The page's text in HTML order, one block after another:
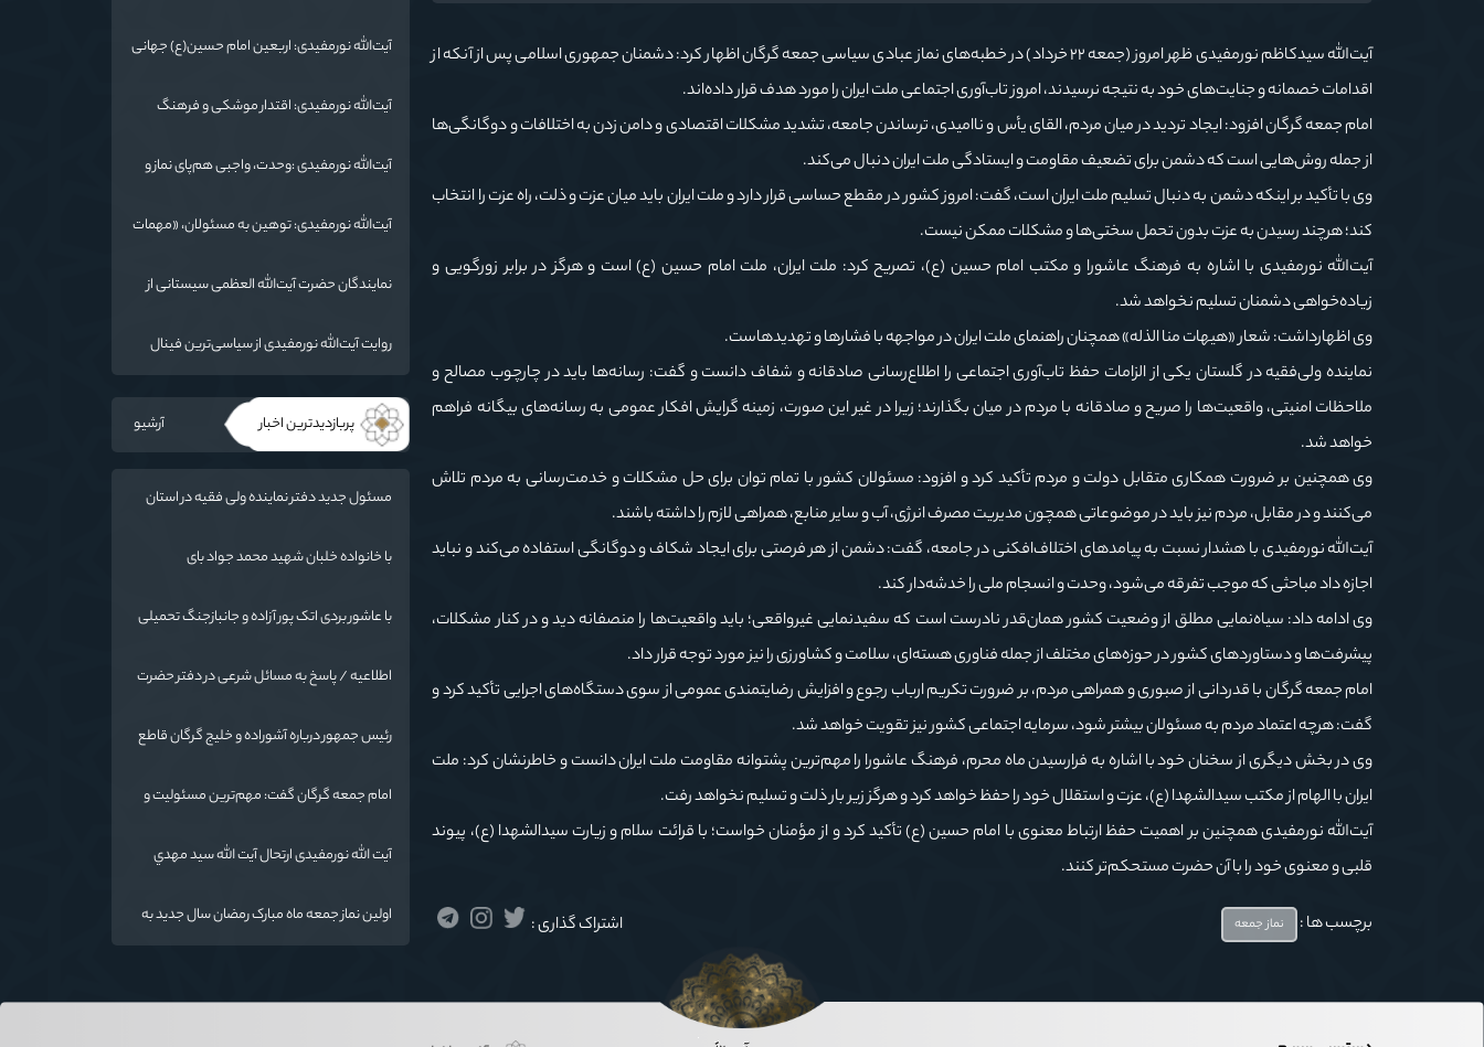
آیت‌الله سیدکاظم نورمفیدی ظهر امروز (جمعه ۲۲ خرداد) در خطبه‌های نماز عبادی سیاسی جمعه گرگان اظهار کرد: دشمنان جمهوری اسلامی پس از آنکه از
اقدامات خصمانه و جنایت‌های خود به نتیجه نرسیدند، امروز تاب‌آوری اجتماعی ملت ایران را مورد هدف قرار داده‌اند.
امام جمعه گرگان افزود: ایجاد تردید در میان مردم، القای یأس و ناامیدی، ترساندن جامعه، تشدید مشکلات اقتصادی و دامن زدن به اختلافات و دوگانگی‌ها
از جمله روش‌هایی است که دشمن برای تضعیف مقاومت و ایستادگی ملت ایران دنبال می‌کند.
وی با تأکید بر اینکه دشمن به دنبال تسلیم ملت ایران است، گفت: امروز کشور در مقطع حساسی قرار دارد و ملت ایران باید میان عزت و ذلت، راه عزت را انتخاب
کند؛ هرچند رسیدن به عزت بدون تحمل سختی‌ها و مشکلات ممکن نیست.
آیت‌الله نورمفیدی با اشاره به فرهنگ عاشورا و مکتب امام حسین (ع)، تصریح کرد: ملت ایران، ملت امام حسین (ع) است و هرگز در برابر زورگویی و
زیاده‌خواهی دشمنان تسلیم نخواهد شد.
وی اظهارداشت: شعار «هیهات منا الذله» همچنان راهنمای ملت ایران در مواجهه با فشارها و تهدیدهاست.
نماینده ولی‌فقیه در گلستان یکی از الزامات حفظ تاب‌آوری اجتماعی را اطلاع‌رسانی صادقانه و شفاف دانست و گفت: رسانه‌ها باید در چارچوب مصالح و
ملاحظات امنیتی، واقعیت‌ها را صریح و صادقانه با مردم در میان بگذارند؛ زیرا در غیر این صورت، زمینه گرایش افکار عمومی به رسانه‌های بیگانه فراهم
خواهد شد.
وی همچنین بر ضرورت همکاری متقابل دولت و مردم تأکید کرد و افزود: مسئولان کشور با تمام توان برای حل مشکلات و خدمت‌رسانی به مردم تلاش
می‌کنند و در مقابل، مردم نیز باید در موضوعاتی همچون مدیریت مصرف انرژی، آب و سایر منابع، همراهی لازم را داشته باشند.
آیت‌الله نورمفیدی با هشدار نسبت به پیامدهای اختلاف‌افکنی در جامعه، گفت: دشمن از هر فرصتی برای ایجاد شکاف و دوگانگی استفاده می‌کند و نباید
اجازه داد مباحثی که موجب تفرقه می‌شود، وحدت و انسجام ملی را خدشه‌دار کند.
وی ادامه داد: سیاه‌نمایی مطلق از وضعیت کشور همان‌قدر نادرست است که سفیدنمایی غیرواقعی؛ باید واقعیت‌ها را منصفانه دید و در کنار مشکلات،
پیشرفت‌ها و دستاوردهای کشور در حوزه‌های مختلف از جمله فناوری هسته‌ای، سلامت و کشاورزی را نیز مورد توجه قرار داد.
امام جمعه گرگان با قدردانی از صبوری و همراهی مردم، بر ضرورت تکریم ارباب رجوع و افزایش رضایتمندی عمومی از سوی دستگاه‌های اجرایی تأکید کرد و
گفت: هرچه اعتماد مردم به مسئولان بیشتر شود، سرمایه اجتماعی کشور نیز تقویت خواهد شد.
وی در بخش دیگری از سخنان خود با اشاره به فرارسیدن ماه محرم، فرهنگ عاشورا را مهم‌ترین پشتوانه مقاومت ملت ایران دانست و خاطرنشان کرد: ملت
ایران با الهام از مکتب سیدالشهدا (ع)، عزت و استقلال خود را حفظ خواهد کرد و هرگز زیر بار ذلت و تسلیم نخواهد رفت.
آیت‌الله نورمفیدی همچنین بر اهمیت حفظ ارتباط معنوی با امام حسین (ع) تأکید کرد و از مؤمنان خواست؛ با قرائت سلام و زیارت سیدالشهدا (ع)، پیوند
قلبی و معنوی خود را با آن حضرت مستحکم‌تر کنند.
برچسب ها : نماز جمعه اشتراک گذاری :
نمی‌شود
آیت‌الله نورمفیدی: اربعین امام حسین(ع) جهانی
تهمت به مسئولان حد شرعی دارد
آیت‌الله نورمفیدی: اقتدار موشکی و فرهنگ
تا ضرورت روایتگری جهانی
آیت‌الله نورمفیدی :وحدت، واجبی هم‌پای نماز و
آیت‌الله نورمفیدی: توهین به مسئولان، «مهمات
به جای جنگ است
نمایندگان حضرت آیت‌الله العظمی سیستانی از
کردند
روایت آیت‌الله نورمفیدی از سیاسی‌ترین فینال
می‌نشیند
پربازدیدترین اخبار
آرشیو
مسئول جدید دفتر نماینده ولی فقیه در استان
با خانواده خلبان شهید محمد جواد بای
با عاشور بردی اتک پور آزاده و جانبازجنگ تحمیلی
اطلاعیه / پاسخ به مسائل شرعی در دفتر حضرت
رئیس جمهور درباره آشوراده و خلیج گرگان قاطع
امام جمعه گرگان گفت: مهم‌ترین مسئولیت و
دانش‌آموزان، انسان‌سازی و تربیت نیروهای موثر
و مفید برای آینده ایران اسلامی است.
آیت الله نورمفیدی ارتحال آیت الله سيد مهدي
اولین نماز جمعه ماه مبارک رمضان سال جدید به